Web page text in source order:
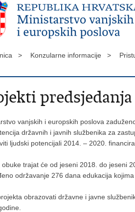
> Konzularne informacije >
vanjskih i europskih poslova
državnih i javnih službenika za
ljudski potencijali 2014. – 2020.
obuke trajat će od jeseni 2018. do jeseni
održavanje 276 dana edukacija
obrazovati državne i javne